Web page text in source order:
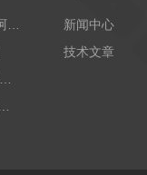
新闻中心
技术文章